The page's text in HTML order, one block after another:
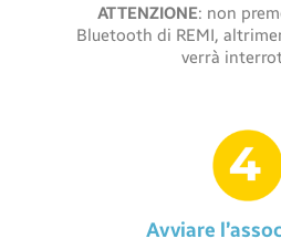
ATTENZIONE: non
Bluetooth di REMI,
verrà
Avviare